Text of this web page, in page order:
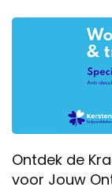
Ontdek de
voor Jouw